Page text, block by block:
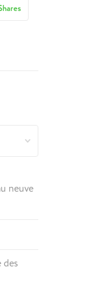
neuve
des